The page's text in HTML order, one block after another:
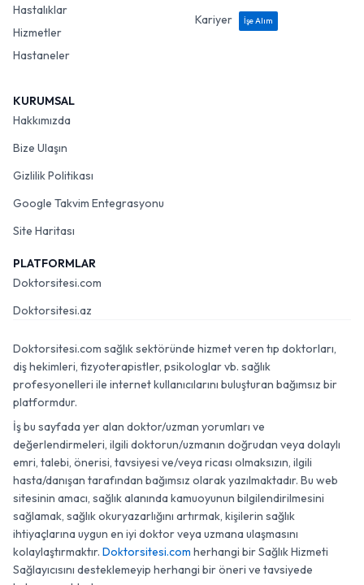
Hastalıklar
Hizmetler
Hastaneler
Kariyer
İşe Alım
KURUMSAL
Hakkımızda
Bize Ulaşın
Gizlilik Politikası
Google Takvim Entegrasyonu
Site Haritası
PLATFORMLAR
Doktorsitesi.com
Doktorsitesi.az
Doktorsitesi.com sağlık sektöründe hizmet veren tıp doktorları,
diş hekimleri, fizyoterapistler, psikologlar vb. sağlık
profesyonelleri ile internet kullanıcılarını buluşturan bağımsız bir
platformdur.
İş bu sayfada yer alan doktor/uzman yorumları ve
değerlendirmeleri, ilgili doktorun/uzmanın doğrudan veya dolaylı
emri, talebi, önerisi, tavsiyesi ve/veya ricası olmaksızın, ilgili
hasta/danışan tarafından bağımsız olarak yazılmaktadır. Bu web
sitesinin amacı, sağlık alanında kamuoyunun bilgilendirilmesini
sağlamak, sağlık okuryazarlığını artırmak, kişilerin sağlık
ihtiyaçlarına uygun en iyi doktor veya uzmana ulaşmasını
kolaylaştırmaktır. Doktorsitesi.com herhangi bir Sağlık Hizmeti
Sağlayıcısını desteklemeyip herhangi bir öneri ve tavsiyede